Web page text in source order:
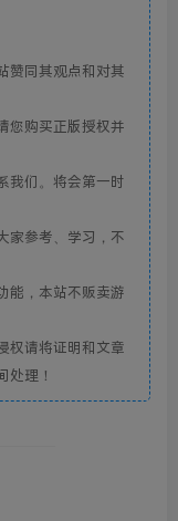
赞同其观点和对其
您购买正版授权并
我们。将会第一时
家参考、学习，不
能，本站不贩卖游
权请将证明和文章
处理！